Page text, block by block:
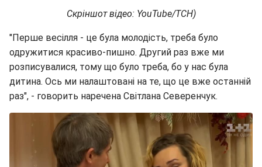
Скріншот відео: YouTube/ТСН)
"Перше весілля - це була молодість, треба було
одружитися красиво-пишно. Другий раз вже ми
розписувалися, тому що було треба, бо у нас була
дитина. Ось ми налаштовані на те, що це вже останній
раз", - говорить наречена Світлана Северенчук.